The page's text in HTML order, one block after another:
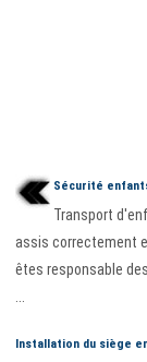
Sécurité
Transport
assis correctement
êtes responsable
Installation du siège